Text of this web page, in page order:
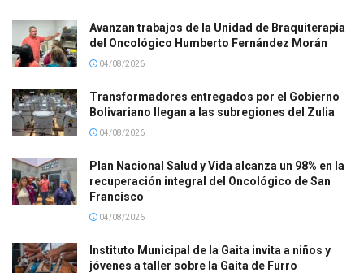
Avanzan trabajos de la Unidad de Braquiterapia
del Oncológico Humberto Fernández Morán
04/08/2026
Transformadores entregados por el Gobierno
Bolivariano llegan a las subregiones del Zulia
04/08/2026
Plan Nacional Salud y Vida alcanza un 98% en la
recuperación integral del Oncológico de San
Francisco
04/08/2026
Instituto Municipal de la Gaita invita a niños y
jóvenes a taller sobre la Gaita de Furro